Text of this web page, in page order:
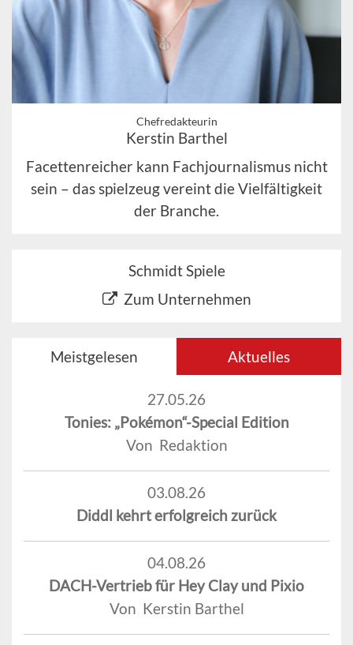
Chefredakteurin
Kerstin Barthel
Facettenreicher kann Fachjournalismus nicht
sein – das spielzeug vereint die Vielfältigkeit
der Branche.
Schmidt Spiele
Zum Unternehmen
Meistgelesen Aktuelles
27.05.26
Tonies: „Pokémon“-Special Edition
Von Redaktion
03.08.26
Diddl kehrt erfolgreich zurück
04.08.26
DACH-Vertrieb für Hey Clay und Pixio
Von Kerstin Barthel